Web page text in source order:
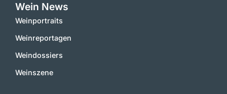
Wein News
Weinportraits
Weinreportagen
Weindossiers
Weinszene